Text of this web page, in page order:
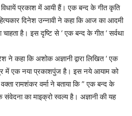
प्रकाश में आयी हैं। एक बन्द के गीत कृति
दिनेश उन्नावी ने कहा कि आज का आदमी
है। इस दृष्टि से ‘ एक बन्द के गीत ‘ सर्वथा
ने कहा कि अशोक अज्ञानी द्वारा लिखित ‘ एक
में एक नया प्रकाशपुंज है। इस नये आयाम को
रामशंकर वर्मा ने बताया कि ” एक बन्द के
संवेदना का माइक्रो स्वल्य है। अज्ञानी की यह